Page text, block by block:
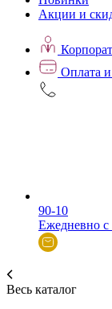
Акции и
Оплата и
90-10
Ежедневно с
Весь каталог